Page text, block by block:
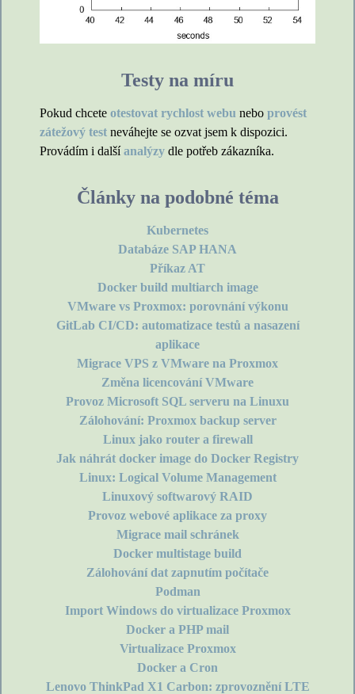
Testy na míru
Pokud chcete otestovat rychlost webu nebo provést
zátežový test neváhejte se ozvat jsem k dispozici.
Provádím i dalšíanalýzy dle potřeb zákazníka.
Články na podobné téma
Kubernetes
Databáze SAP HANA
Příkaz AT
Docker build multiarch image
VMware vs Proxmox: porovnání výkonu
GitLab CI/CD: automatizace testů a nasazení
aplikace
Migrace VPS z VMware na Proxmox
Změna licencování VMware
Provoz Microsoft SQL serveru na Linuxu
Zálohování: Proxmox backup server
Linux jako router a firewall
Jak náhrát docker image do Docker Registry
Linux: Logical Volume Management
Linuxový softwarový RAID
Provoz webové aplikace za proxy
Migrace mail schránek
Docker multistage build
Zálohování dat zapnutím počítače
Podman
Import Windows do virtualizace Proxmox
Docker a PHP mail
Virtualizace Proxmox
Docker a Cron
Lenovo ThinkPad X1 Carbon: zprovoznění LTE